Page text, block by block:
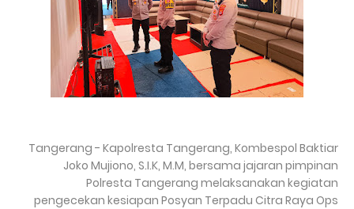
Tangerang - Kapolresta Tangerang, Kombespol Baktiar
Joko Mujiono, S.I.K, M.M, bersama jajaran pimpinan
Polresta Tangerang melaksanakan kegiatan
pengecekan kesiapan Posyan Terpadu Citra Raya Ops